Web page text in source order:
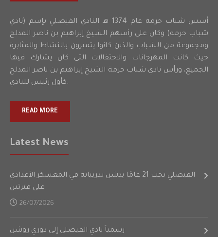
أسس شباب حرمه عام 1374 هـ النادي الفيصلي بإسم (نادي
شباب حرمه) وكان على رأسهم الشيخ إبراهيم بن ناصر المدلج
ومجموعة من الشباب والذين كانوا يتميزون بالنشاط والمثابرة
حيث كانت المهرجانات والاحتفالات التي كان يشارك فيها
الجميع، ورأس نادي شباب حرمة الشيخ إبراهيم بن ناصر المدلج
كأول رئيس للنادي.
READ MORE
Latest News
الفيصلي تحت 21 عامًا يدشن تدريباته في المعسكر الأعدادي
على فترتين
26/07/2026
رسمياً نادي الفيصلي إلى دوري روشن